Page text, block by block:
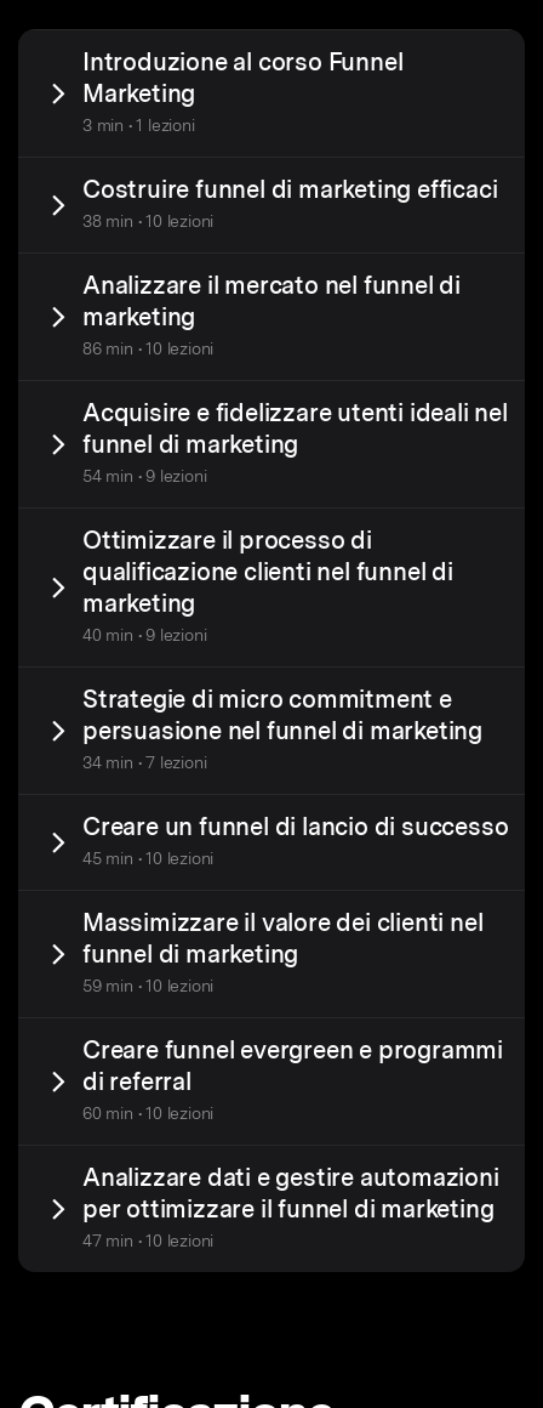
Introduzione al corso Funnel
Marketing
3 min • 1 lezioni
Costruire funnel di marketing efficaci
38 min • 10 lezioni
Analizzare il mercato nel funnel di
marketing
86 min • 10 lezioni
Acquisire e fidelizzare utenti ideali nel
funnel di marketing
54 min • 9 lezioni
Ottimizzare il processo di
qualificazione clienti nel funnel di
marketing
40 min • 9 lezioni
Strategie di micro commitment e
persuasione nel funnel di marketing
34 min • 7 lezioni
Creare un funnel di lancio di successo
45 min • 10 lezioni
Massimizzare il valore dei clienti nel
funnel di marketing
59 min • 10 lezioni
Creare funnel evergreen e programmi
di referral
60 min • 10 lezioni
Analizzare dati e gestire automazioni
per ottimizzare il funnel di marketing
47 min • 10 lezioni